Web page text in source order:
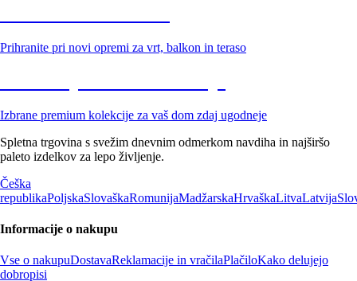
Prihranite pri novi opremi za vrt, balkon in teraso
Izbrane premium kolekcije za vaš dom zdaj ugodneje
Spletna trgovina s svežim dnevnim odmerkom navdiha in najširšo
paleto izdelkov za lepo življenje.
Češka
republikaPoljskaSlovaškaRomunijaMadžarskaHrvaškaLitvaLatvija
Informacije o nakupu
Vse o nakupuDostavaReklamacije in vračilaPlačiloKako delujejo
dobropisi